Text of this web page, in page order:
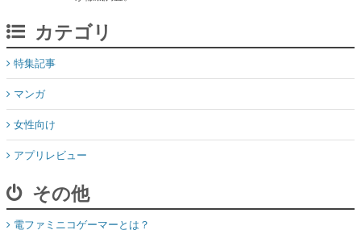
カテゴリ
特集記事
マンガ
女性向け
アプリレビュー
その他
電ファミニコゲーマーとは？